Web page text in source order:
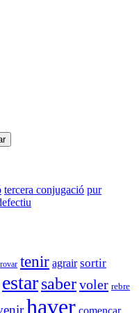
tercera conjugació pur
tenir agrair sortir
estarsabervoler rebre
haver començar